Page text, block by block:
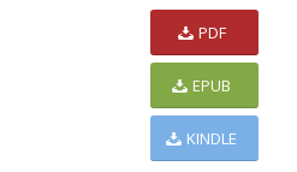
PDF
EPUB
KINDLE